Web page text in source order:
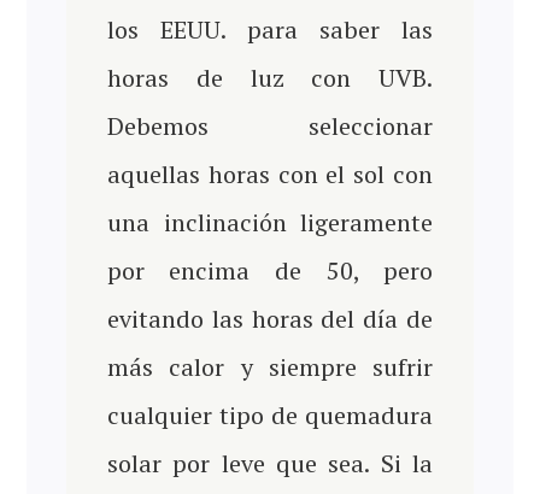
los EEUU. para saber las
horas de luz con UVB.
Debemos seleccionar
aquellas horas con el sol con
una inclinación ligeramente
por encima de 50, pero
evitando las horas del día de
más calor y siempre sufrir
cualquier tipo de quemadura
solar por leve que sea. Si la